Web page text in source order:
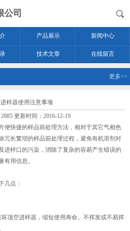
公司
产品展示 新闻中心
技术文章 在线留言
更多>>
样器使用注意事项
更新时间：2016-12-19
便快捷的样品前处理方法，相对于其它气相色
冗长繁琐的样品前处理过程，避免有机溶剂对
进样口的污染，消除了复杂的容易产生错误的
有用信息。
几点：
顶空进样器，缩短使用寿命。不挥发或不易挥